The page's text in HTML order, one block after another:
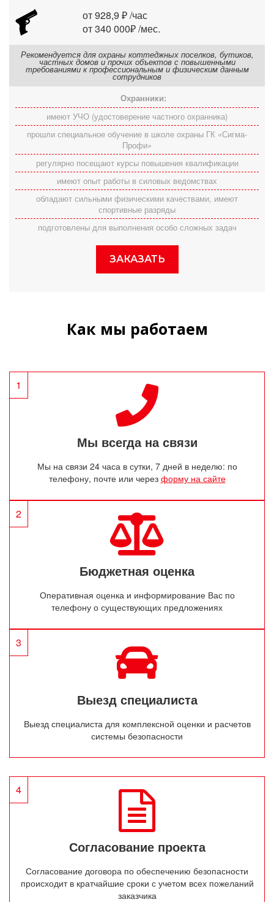
от 928,9 ₽ /час
от 340 000₽ /мес.
Рекомендуется для охраны коттеджных поселков, бутиков,
частных домов и прочих объектов с повышенными
требованиями к профессиональным и физическим данным
сотрудников
Охранники:
имеют УЧО (удостоверение частного охранника)
прошли специальное обучение в школе охраны ГК «Сигма-
Профи»
регулярно посещают курсы повышения квалификации
имеют опыт работы в силовых ведомствах
обладают сильными физическими качествами, имеют
спортивные разряды
подготовлены для выполнения особо сложных задач
ЗАКАЗАТЬ
Как мы работаем
1
Мы всегда на связи
Мы на связи 24 часа в сутки, 7 дней в неделю: по
телефону, почте или через форму на сайте
2
Бюджетная оценка
Оперативная оценка и информирование Вас по
телефону о существующих предложениях
3
Выезд специалиста
Выезд специалиста для комплексной оценки и расчетов
системы безопасности
4
Согласование проекта
Согласование договора по обеспечению безопасности
происходит в кратчайшие сроки с учетом всех пожеланий
заказчика